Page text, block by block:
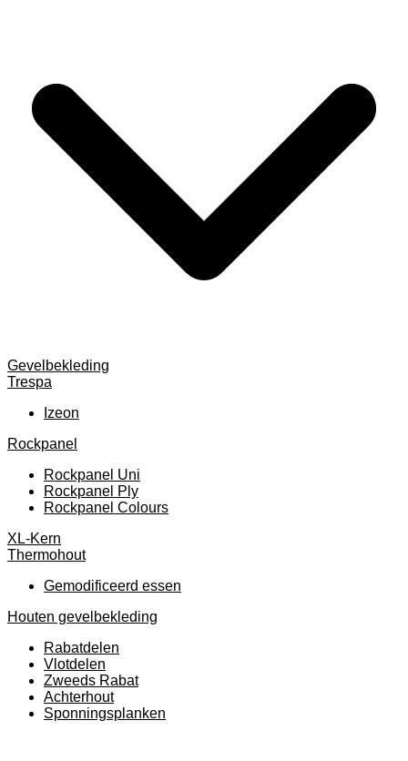
Gevelbekleding
Trespa
Izeon
Rockpanel
Rockpanel Uni
Rockpanel Ply
Rockpanel Colours
XL-Kern
Thermohout
Gemodificeerd essen
Houten gevelbekleding
Rabatdelen
Vlotdelen
Zweeds Rabat
Achterhout
Sponningsplanken